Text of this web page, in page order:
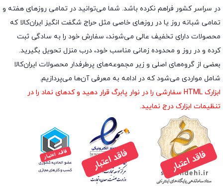
در سراسر کشور فراهم نکرده باشد. شما می‌توانید در تمامی روزهای هفته و
تمامی شبانه روز یا در روزهای خاصی مثل حراج شگفت انگیز ایران‌کالا که
محصولات دارای تخفیف عالی می‌شوند، سفارش خود را به سادگی ثبت
کرده و در روز و محدوده زمانی مناسب خود، درب منزل تحویل بگیرید.
بعضی از گروه‌های اصلی و زیر مجموعه‌های پرطرفدار محصولات ایران‌کالا
شامل مواردی می‌شود که در ادامه به معرفی آن‌ها می‌پردازیم.
ابزارک HTML سفارشی را در نوار پابرگ قرار دهید و کدهای نماد را در
تنظیمات ابزارک درج نمایید.